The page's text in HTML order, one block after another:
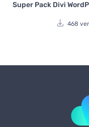
Avaliação
Super Pack Divi
468